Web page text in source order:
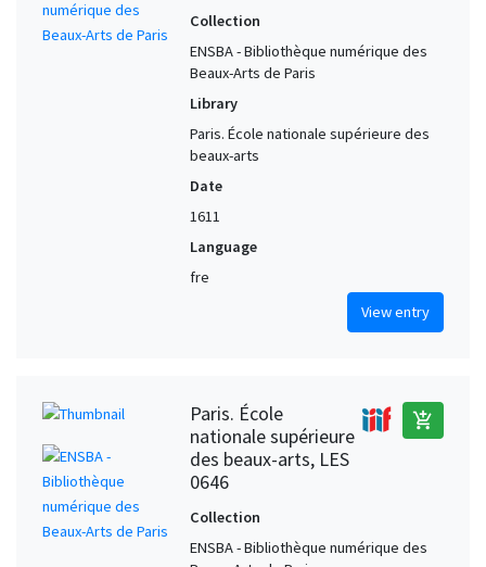
Collection
ENSBA - Bibliothèque numérique des
Beaux-Arts de Paris
Library
Paris. École nationale supérieure des
beaux-arts
Date
1611
Language
fre
View entry
Paris. École
nationale supérieure
des beaux-arts, LES
0646
add_shopping_cart
Collection
ENSBA - Bibliothèque numérique des